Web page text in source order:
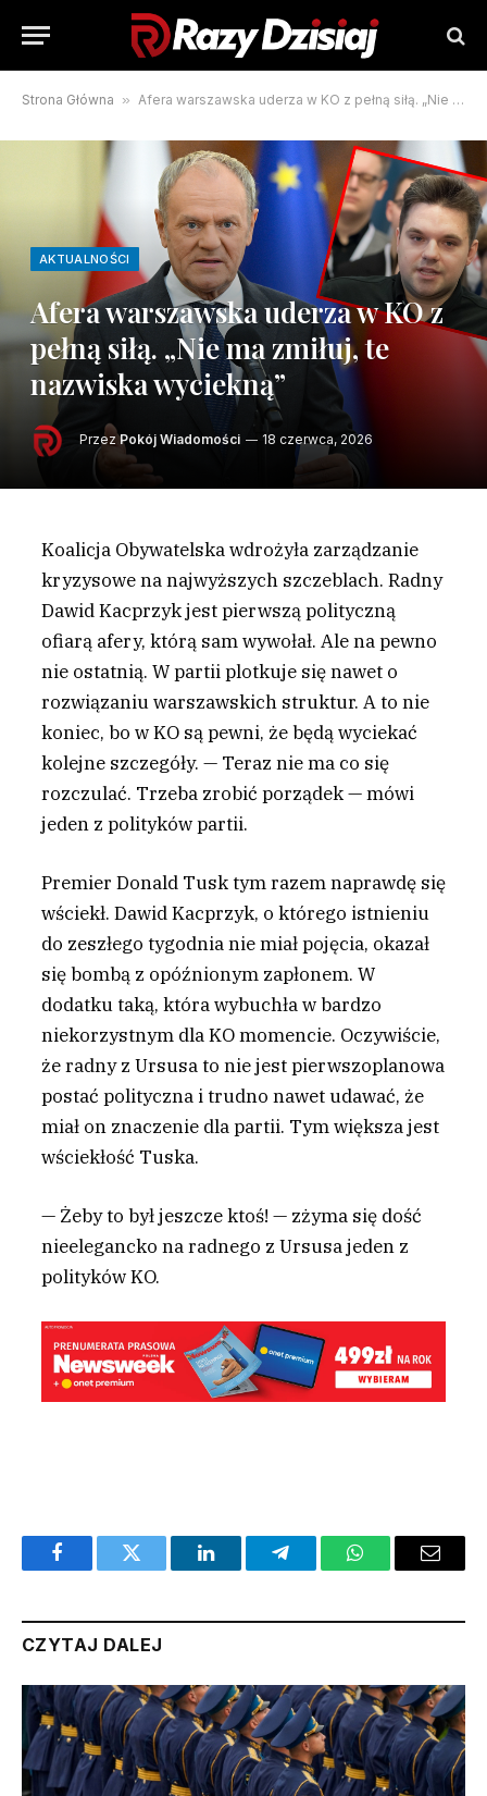
Strona Główna » Afera warszawska uderza w KO z pełną siłą. „Nie ma zmiłuj, te nazwiska wyciekną”
AKTUALNOŚCI
Afera warszawska uderza w KO z
pełną siłą. „Nie ma zmiłuj, te
nazwiska wyciekną”
Przez Pokój Wiadomości 18 czerwca, 2026
Koalicja Obywatelska wdrożyła zarządzanie
kryzysowe na najwyższych szczeblach. Radny
Dawid Kacprzyk jest pierwszą polityczną
ofiarą afery, którą sam wywołał. Ale na pewno
nie ostatnią. W partii plotkuje się nawet o
rozwiązaniu warszawskich struktur. A to nie
koniec, bo w KO są pewni, że będą wyciekać
kolejne szczegóły. — Teraz nie ma co się
rozczulać. Trzeba zrobić porządek — mówi
jeden z polityków partii.
Premier Donald Tusk tym razem naprawdę się
wściekł. Dawid Kacprzyk, o którego istnieniu
do zeszłego tygodnia nie miał pojęcia, okazał
się bombą z opóźnionym zapłonem. W
dodatku taką, która wybuchła w bardzo
niekorzystnym dla KO momencie. Oczywiście,
że radny z Ursusa to nie jest pierwszoplanowa
postać polityczna i trudno nawet udawać, że
miał on znaczenie dla partii. Tym większa jest
wściekłość Tuska.
— Żeby to był jeszcze ktoś! — zżyma się dość
nieelegancko na radnego z Ursusa jeden z
polityków KO.
FacebookTwitter LinkedInTelegramWhatsAppEmail
CZYTAJ DALEJ